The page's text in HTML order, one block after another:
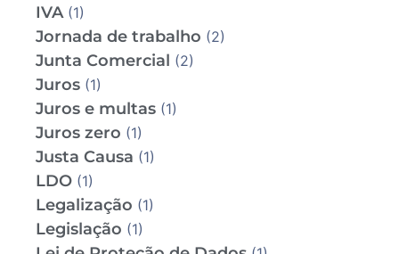
IVA(1)
Jornada de trabalho (2)
Junta Comercial (2)
Juros (1)
Juros e multas (1)
Juros zero (1)
Justa Causa (1)
LDO (1)
Legalização (1)
Legislação (1)